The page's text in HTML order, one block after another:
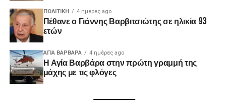
ΠΟΛΙΤΙΚΉ 4 ημέρες ago
Πέθανε ο Γιάννης Βαρβιτσιώτης σε ηλικία 93
ετών
ΑΓΙΑ ΒΑΡΒΑΡΑ 4 ημέρες ago
Η Αγία Βαρβάρα στην πρώτη γραμμή της
μάχης με τις φλόγες